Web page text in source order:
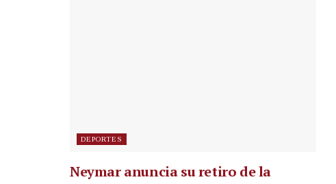
DEPORTES
Neymar anuncia su retiro de la